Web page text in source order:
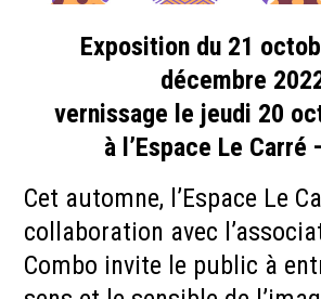
Exposition du 21
décembre
vernissage le jeudi 20
à l’Espace Le Carré
Cet automne, l’Espace Le
collaboration avec
Combo invite le public à